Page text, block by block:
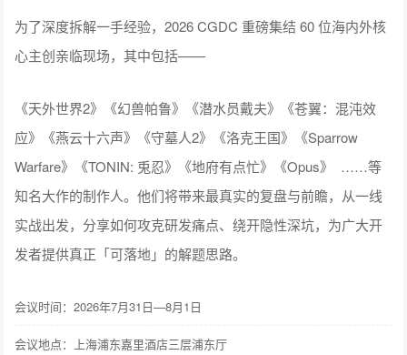
为了深度拆解一手经验，2026 CGDC 重磅集结 60 位海内外核
心主创亲临现场，其中包括——
《天外世界2》《幻兽帕鲁》《潜水员戴夫》《苍翼：混沌效
应》《燕云十六声》《守墓人2》《洛克王国》《Sparrow
Warfare》《TONIN: 兎忍》《地府有点忙》《Opus》 ……等
知名大作的制作人。他们将带来最真实的复盘与前瞻，从一线
实战出发，分享如何攻克研发痛点、绕开隐性深坑，为广大开
发者提供真正「可落地」的解题思路。
会议时间：2026年7月31日—8月1日
会议地点：上海浦东嘉里酒店三层浦东厅